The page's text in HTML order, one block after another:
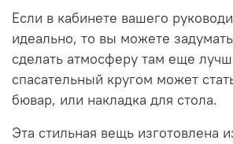
Если в кабинете вашего
идеально, то вы можете
сделать атмосферу там еще
спасательный кругом может
бювар, или накладка для стола.
Эта стильная вещь изготовлена